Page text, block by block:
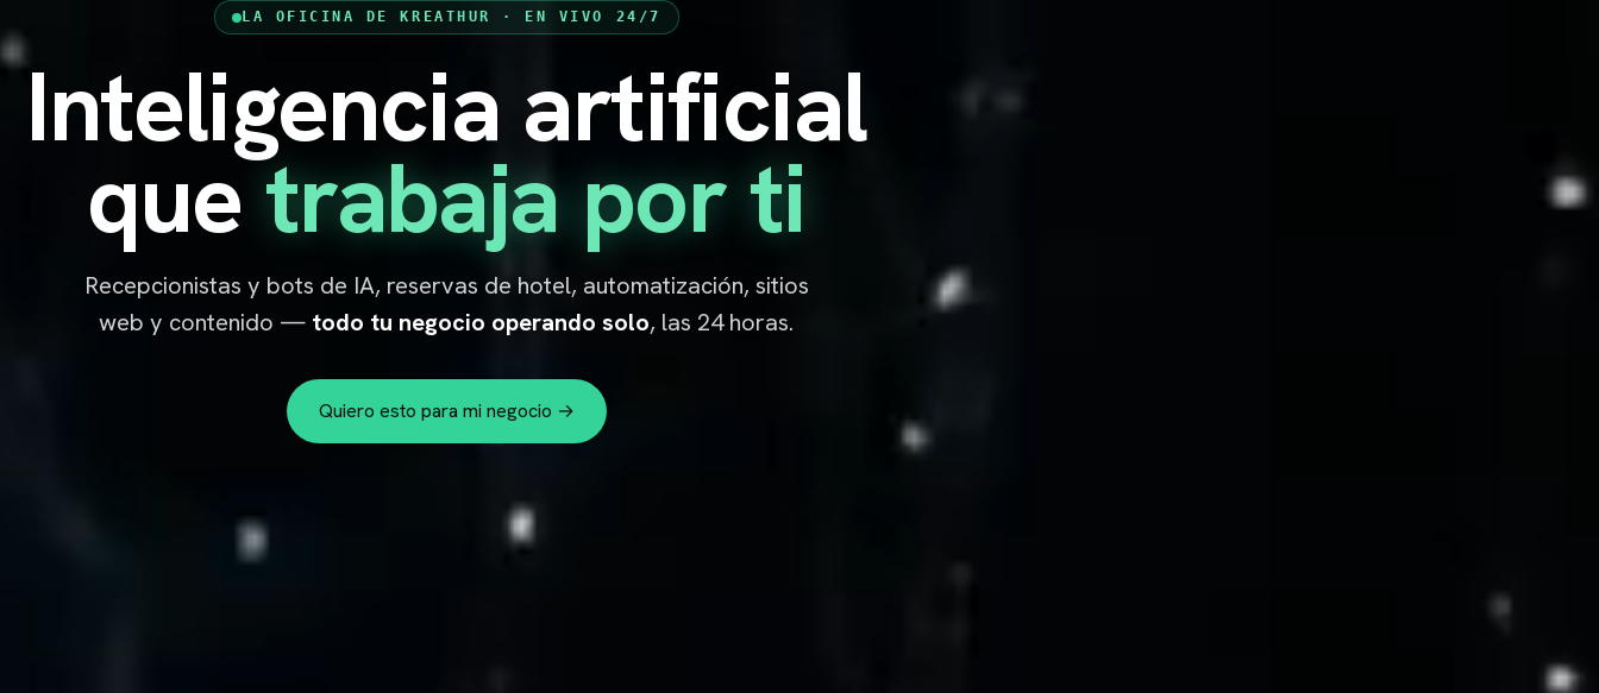
LA OFICINA DE KREATHUR · EN VIVO 24/7
Inteligencia artificial
quetrabaja por ti
Recepcionistas y bots de IA, reservas de hotel, automatización, sitios
web y contenido — todo tu negocio operando solo, las 24 horas.
Quiero esto para mi negocio →
KREATHUR Bots LIVELEMU Proyectos Garantía